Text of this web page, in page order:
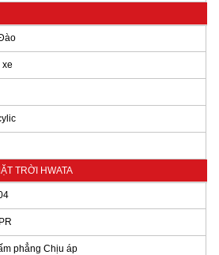
xe
TRỜI HWATA
phẳng Chịu áp